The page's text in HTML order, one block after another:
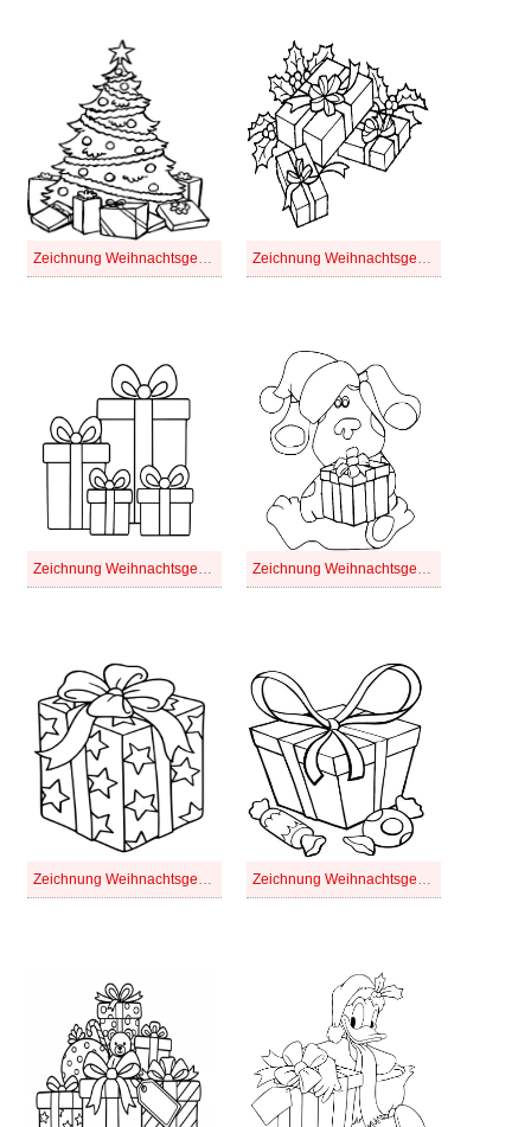
Zeichnung Weihnachtsgeschenke kostenlos für Kinder Zeichnung Weihnachtsgeschenke kostenlos schlicht
Zeichnung Weihnachtsgeschenke kostenlos Zeichnung Weihnachtsgeschenke schlicht
Zeichnung Weihnachtsgeschenke zum Ausdrucken für Kinder Zeichnung Weihnachtsgeschenke zum Ausdrucken